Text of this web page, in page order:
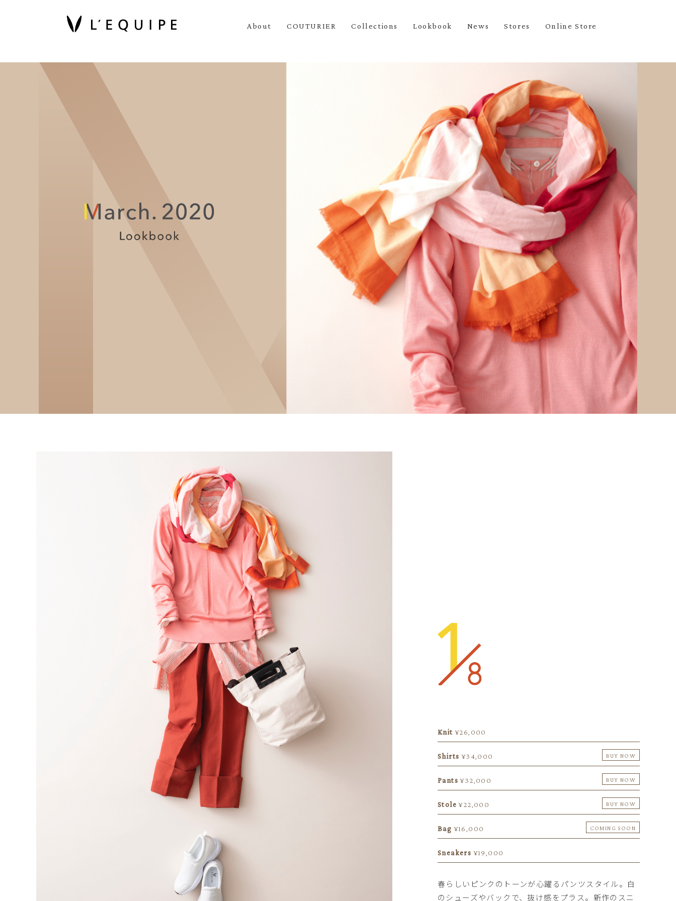
About COUTURIER Collections Lookbook News Stores Online Store
Knit ¥26,000
Shirts ¥34,000 BUY NOW
Pants ¥32,000 BUY NOW
Stole ¥22,000 BUY NOW
Bag ¥16,000 COMING SOON
Sneakers ¥19,000
春らしいピンクのトーンが心躍るパンツスタイル。白
のシューズやバックで、抜け感をプラス。新作のスニ